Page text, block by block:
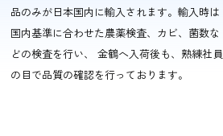
品のみが日本国内に輸入されます。輸入時は
国内基準に合わせた農薬検査、カビ、菌数な
どの検査を行い、 金鶴へ入荷後も、熟練社員
の目で品質の確認を行っております。